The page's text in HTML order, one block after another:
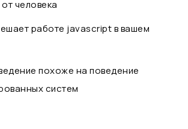
человека
работе javascript в вашем
похоже на поведение
систем